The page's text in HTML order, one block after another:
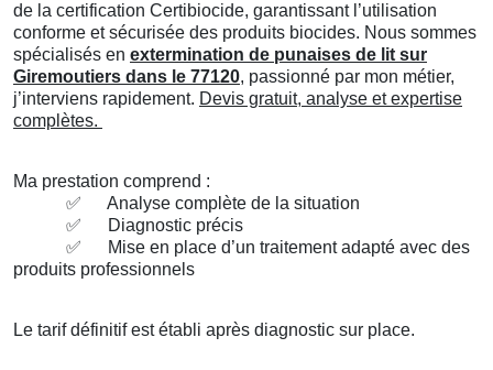
de la certification Certibiocide, garantissant l’utilisation
conforme et sécurisée des produits biocides. Nous sommes
spécialisés en extermination de punaises de lit sur
Giremoutiers dans le 77120, passionné par mon métier,
j’interviens rapidement. Devis gratuit, analyse et expertise
complètes.
Ma prestation comprend :
✅
Analyse complète de la situation
✅
Diagnostic précis
✅
Mise en place d’un traitement adapté avec des
produits professionnels
Le tarif définitif est établi après diagnostic sur place.